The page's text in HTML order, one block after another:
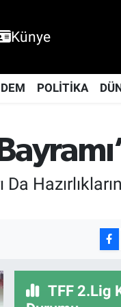
Künye
POLİTİKA
TFF 2.Lig